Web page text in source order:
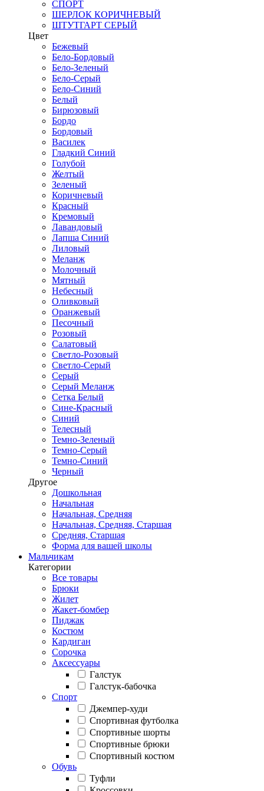
СПОРТ
ШЕРЛОК КОРИЧНЕВЫЙ
ШТУТГАРТ СЕРЫЙ
Цвет
Бежевый
Бело-Бордовый
Бело-Зеленый
Бело-Серый
Бело-Синий
Белый
Бирюзовый
Бордо
Бордовый
Василек
Гладкий Синий
Голубой
Желтый
Зеленый
Коричневый
Красный
Кремовый
Лавандовый
Лапша Синий
Лиловый
Меланж
Молочный
Мятный
Небесный
Оливковый
Оранжевый
Песочный
Розовый
Салатовый
Светло-Розовый
Светло-Серый
Серый
Серый Меланж
Сетка Белый
Сине-Красный
Синий
Телесный
Темно-Зеленый
Темно-Серый
Темно-Синий
Черный
Другое
Дошкольная
Начальная
Начальная, Средняя
Начальная, Средняя, Старшая
Средняя, Старшая
Форма для вашей школы
Мальчикам
Категории
Все товары
Брюки
Жилет
Жакет-бомбер
Пиджак
Костюм
Кардиган
Сорочка
Аксессуары
Галстук
Галстук-бабочка
Спорт
Джемпер-худи
Спортивная футболка
Спортивные шорты
Спортивные брюки
Спортивный костюм
Обувь
Туфли